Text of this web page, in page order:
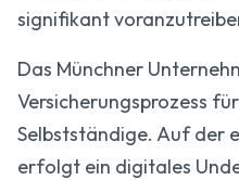
signifikant
Das Münchner
Versicherungsprozess
Selbstständige. Auf der
erfolgt ein digitales